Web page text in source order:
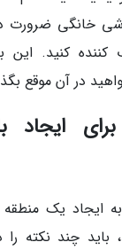
خانگی ضرورت
کنید. این
در آن موقع
ایجاد
به ایجاد یک
باید چند نکته